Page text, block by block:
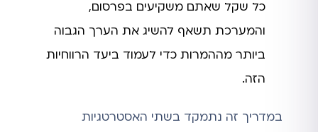
כל שקל שאתם משקיעים בפרסום,
והמערכת תשאף להשיג את הערך הגבוה
ביותר מההמרות כדי לעמוד ביעד הרווחיות
הזה.
במדריך זה נתמקד בשתי האסטרטגיות